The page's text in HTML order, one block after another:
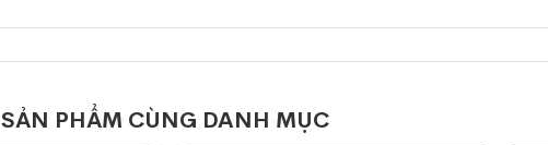
SẢN PHẨM CÙNG DANH MỤC